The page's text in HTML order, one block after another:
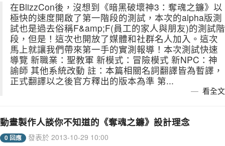
在BlizzCon後，沒想到《暗黑破壞神3：奪魂之鐮》以
極快的速度開啟了第一階段的測試，本次的alpha版測
試也是過去俗稱F&amp;F(員工的家人與朋友)的測試階
段，但是！這次也開放了媒體和社群名人加入。這次
馬上就讓我們帶來第一手的實測報導！本次測試快速
導覽 新職業：聖教軍 新模式：冒險模式 新NPC：神
諭師 其他系統改動 註：本篇相關名詞翻譯皆為暫譯，
正式翻譯以之後官方釋出的版本為準 第...
看全文
動畫製作人談你不知道的《奪魂之鐮》設計理念
0 回應 發表於 2013-10-29 10:00